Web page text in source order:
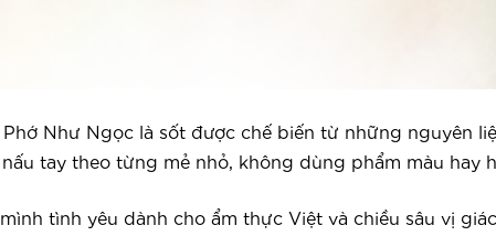
Như Ngọc là sốt được chế biến từ những nguyên
tay theo từng mẻ nhỏ, không dùng phẩm màu hay
tình yêu dành cho ẩm thực Việt và chiều sâu vị